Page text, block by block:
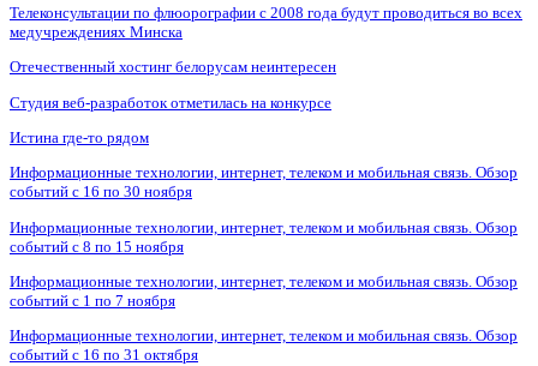
Телеконсультации по флюорографии с 2008 года будут проводиться во всех
медучреждениях Минска
Отечественный хостинг белорусам неинтересен
Студия веб-разработок отметилась на конкурсе
Истина где-то рядом
Информационные технологии, интернет, телеком и мобильная связь. Обзор
событий с 16 по 30 ноября
Информационные технологии, интернет, телеком и мобильная связь. Обзор
событий с 8 по 15 ноября
Информационные технологии, интернет, телеком и мобильная связь. Обзор
событий с 1 по 7 ноября
Информационные технологии, интернет, телеком и мобильная связь. Обзор
событий с 16 по 31 октября